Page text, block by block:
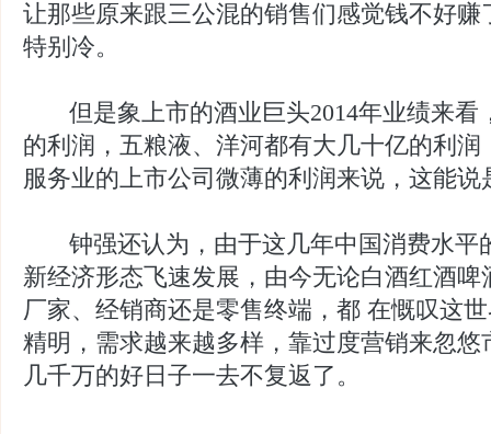
让那些原来跟三公混的销售们感觉钱不好
特别冷。
但是象上市的酒业巨头2014年业绩来看
的利润，五粮液、洋河都有大几十亿的利
服务业的上市公司微薄的利润来说，这能说
钟强还认为，由于这几年中国消费水平
新经济形态飞速发展，由今无论白酒红酒
厂家、经销商还是零售终端，都 在慨叹这
精明，需求越来越多样，靠过度营销来忽
几千万的好日子一去不复返了。